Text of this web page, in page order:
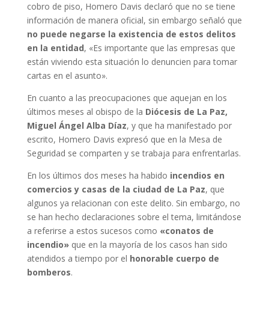
cobro de piso, Homero Davis declaró que no se tiene
información de manera oficial, sin embargo señaló que
no puede negarse la existencia de estos delitos
en la entidad, «Es importante que las empresas que
están viviendo esta situación lo denuncien para tomar
cartas en el asunto».
En cuanto a las preocupaciones que aquejan en los
últimos meses al obispo de la Diócesis de La Paz,
Miguel Ángel Alba Díaz, y que ha manifestado por
escrito, Homero Davis expresó que en la Mesa de
Seguridad se comparten y se trabaja para enfrentarlas.
En los últimos dos meses ha habido incendios en
comercios y casas de la ciudad de La Paz, que
algunos ya relacionan con este delito. Sin embargo, no
se han hecho declaraciones sobre el tema, limitándose
a referirse a estos sucesos como «conatos de
incendio»que en la mayoría de los casos han sido
atendidos a tiempo por el honorable cuerpo de
bomberos.